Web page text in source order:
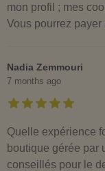
mon profil ; mes
Vous pourrez payer
Nadia Zemmouri
7 months ago
Quelle expérience
boutique gérée par
conseillés pour le